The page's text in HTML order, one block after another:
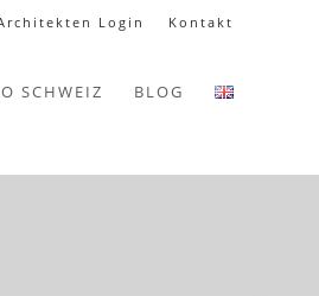
Login Kontakt
SCHWEIZ BLOG